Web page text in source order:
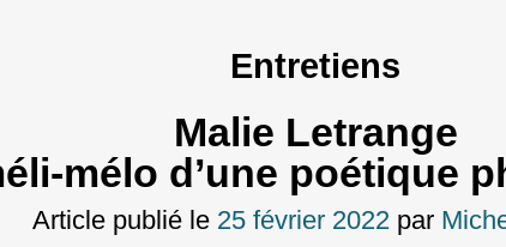
Entretiens
Malie Letrange
mélo d’une poétique
Article publié le 25 février 2022 par